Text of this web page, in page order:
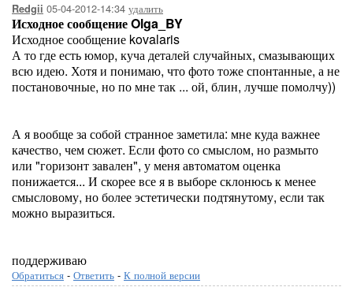
Redgii 05-04-2012-14:34 удалить
Исходное сообщение Olga_BY
Исходное сообщение kovalaris
А то где есть юмор, куча деталей случайных, смазывающих
всю идею. Хотя и понимаю, что фото тоже спонтанные, а не
постановочные, но по мне так ... ой, блин, лучше помолчу))
А я вообще за собой странное заметила: мне куда важнее
качество, чем сюжет. Если фото со смыслом, но размыто
или "горизонт завален", у меня автоматом оценка
понижается... И скорее все я в выборе склонюсь к менее
смысловому, но более эстетически подтянутому, если так
можно выразиться.
поддерживаю
Обратиться - Ответить - К полной версии